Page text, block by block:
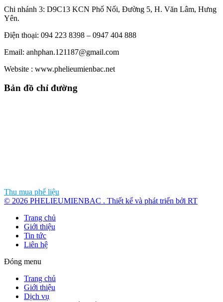
Chi nhánh 3: D9C13 KCN Phố Nối, Đường 5, H. Văn Lâm, Hưng
Yên.
Điện thoại: 094 223 8398 – 0947 404 888
Email: anhphan.121187@gmail.com
Website : www.phelieumienbac.net
Bản đồ chỉ đường
Thu mua phế liệu
© 2026 PHELIEUMIENBAC . Thiết kế và phát triển bởi RT
Trang chủ
Giới thiệu
Tin tức
Liên hệ
Đóng menu
Trang chủ
Giới thiệu
Dịch vụ